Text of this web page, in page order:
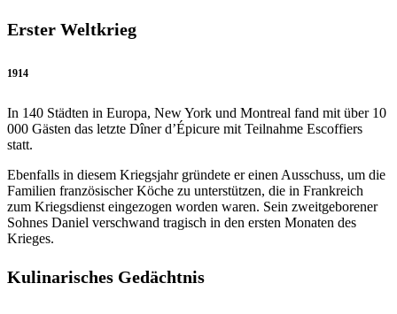
Erster Weltkrieg
1914
In 140 Städten in Europa, New York und Montreal fand mit über 10
000 Gästen das letzte Dîner d’Épicure mit Teilnahme Escoffiers
statt.
Ebenfalls in diesem Kriegsjahr gründete er einen Ausschuss, um die
Familien französischer Köche zu unterstützen, die in Frankreich
zum Kriegsdienst eingezogen worden waren. Sein zweitgeborener
Sohnes Daniel verschwand tragisch in den ersten Monaten des
Krieges.
Kulinarisches Gedächtnis